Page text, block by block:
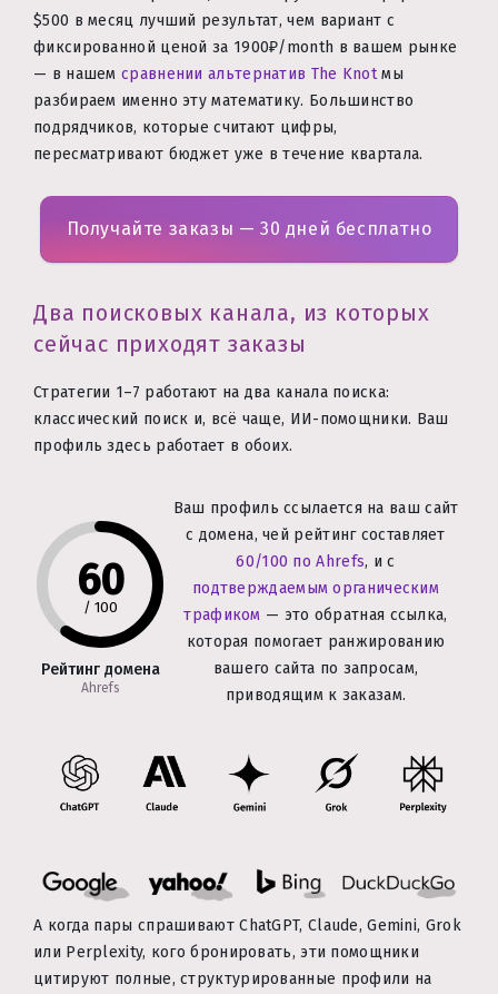
$500 в месяц лучший результат, чем вариант с
фиксированной ценой за 1900₽/month в вашем рынке
— в нашем сравнении альтернатив The Knotмы
разбираем именно эту математику. Большинство
подрядчиков, которые считают цифры,
пересматривают бюджет уже в течение квартала.
Получайте заказы — 30 дней бесплатно
Два поисковых канала, из которых
сейчас приходят заказы
Стратегии 1–7 работают на два канала поиска:
классический поиск и, всё чаще, ИИ-помощники. Ваш
профиль здесь работает в обоих.
60
/ 100
Рейтинг домена
Ahrefs
Ваш профиль ссылается на ваш сайт
с домена, чей рейтинг составляет
60/100 по Ahrefs, и с
подтверждаемым органическим
трафиком — это обратная ссылка,
которая помогает ранжированию
вашего сайта по запросам,
приводящим к заказам.
А когда пары спрашивают ChatGPT, Claude, Gemini, Grok
или Perplexity, кого бронировать, эти помощники
цитируют полные, структурированные профили на